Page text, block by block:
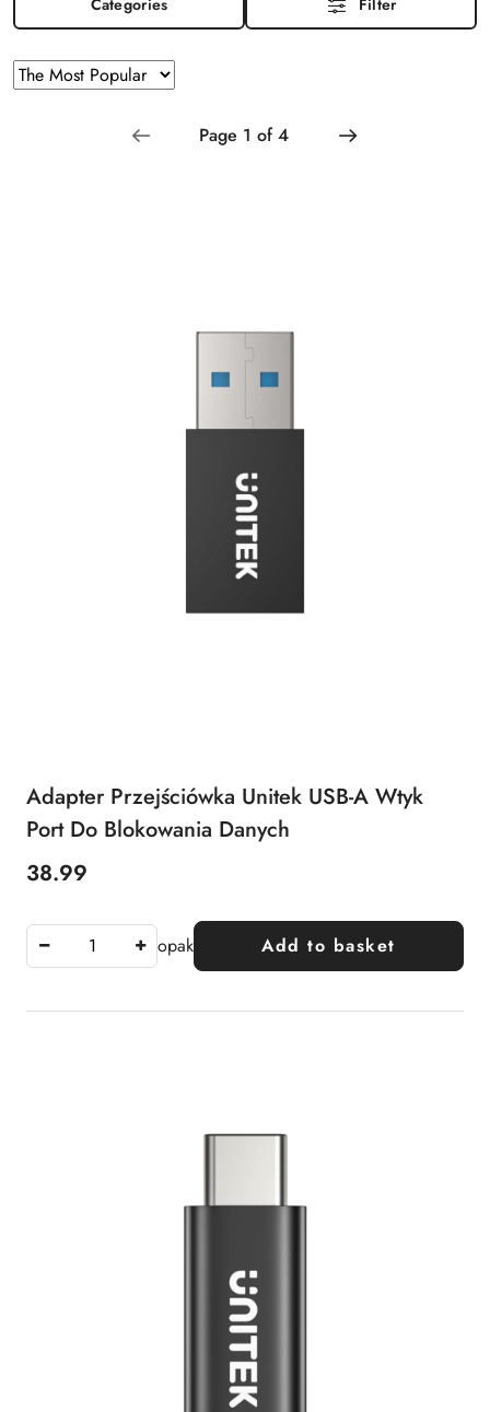
Categories Filter
Sorting
applied:
Sort
by
Adapter Przejściówka Unitek USB-A Wtyk
Port Do Blokowania Danych
Price:
38.99
opak Add to basket